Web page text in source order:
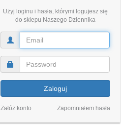
Użyj loginu i hasła, którymi logujesz się
do sklepu Naszego Dziennika
Zaloguj
Załóż konto Zapomniałem hasła